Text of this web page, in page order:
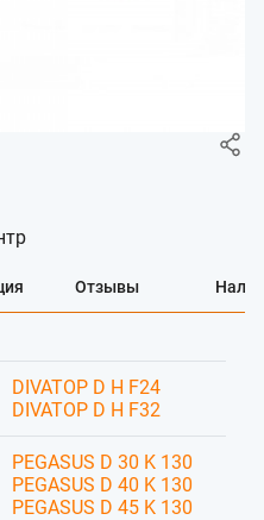
Отзывы
DIVATOP D H F24
DIVATOP D H F32
PEGASUS D 30 K 130
PEGASUS D 40 K 130
PEGASUS D 45 K 130